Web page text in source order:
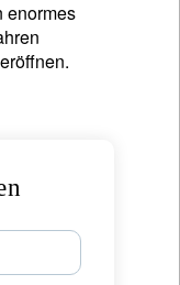
enormes
bin ich US-Bürger